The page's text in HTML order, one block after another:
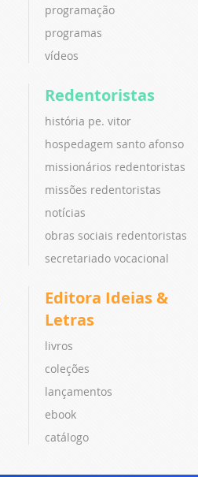
programação
programas
vídeos
Redentoristas
história pe. vitor
hospedagem santo afonso
missionários redentoristas
missões redentoristas
notícias
obras sociais redentoristas
secretariado vocacional
Editora Ideias &
Letras
livros
coleções
lançamentos
ebook
catálogo